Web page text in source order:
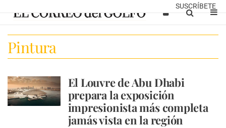
SUSCRÍBETE
Pintura
El Louvre de Abu Dhabi
prepara la exposición
impresionista más completa
jamás vista en la región